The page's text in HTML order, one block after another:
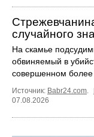
случайного
На скамье
обвиняемый в
совершенном более
Источник: Babr24.com.
07.08.2026